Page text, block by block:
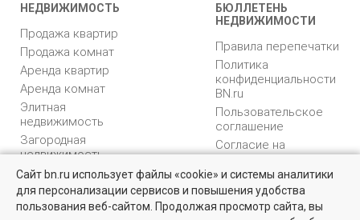
Квартиры на вторичном рынке
Более 10 тысяч квартир в Санкт-Петербурге и области от
НЕДВИЖИМОСТЬ
Продажа квартир
Продажа комнат
Аренда квартир
Аренда комнат
Элитная
недвижимость
Загородная
недвижимость
Коммерческая
недвижимость
БЮЛЛЕТЕНЬ
НЕДВИЖИМОСТИ
Правила перепечатки
Политика
конфиденциальности
BN.ru
Пользовательское
соглашение
Согласие на
распространение
персональных данных
Карта сайта
Медийная реклама
Сайт bn.ru использует файлы «cookie» и системы аналитики
для персонализации сервисов и повышения удобства
пользования веб-сайтом. Продолжая просмотр сайта, вы